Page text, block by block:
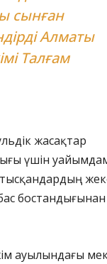
сынған
Алматы
Талғам
жасақтар
үшін
бостандығынан
ауылындағы